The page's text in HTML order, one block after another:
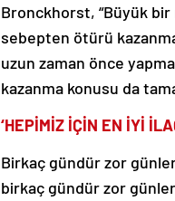
Bronckhorst, “Büyük bir
sebepten ötürü
uzun zaman önce
kazanma konusu da
‘HEPİMİZ İÇİN EN İYİ
Birkaç gündür zor
birkaç gündür zor